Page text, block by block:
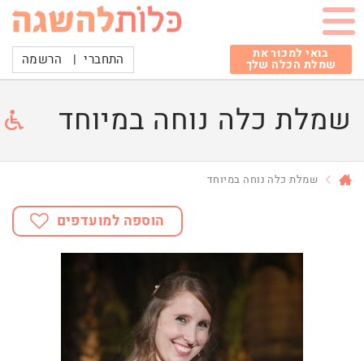
בואי למכור את
שמלת הכלה שלך התחברי | הרשמה
שמלת כלה נוחה במיוחד
שמלת כלה נוחה במיוחד
הוספה למועדפים